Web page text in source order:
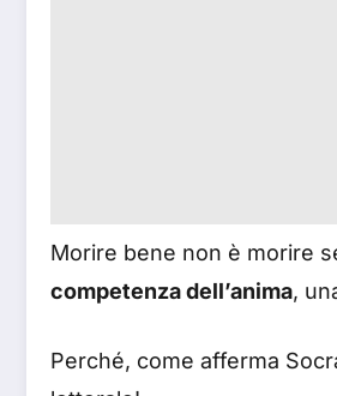
Morire bene non è morire
competenza dell’anima,
Perché, come afferma